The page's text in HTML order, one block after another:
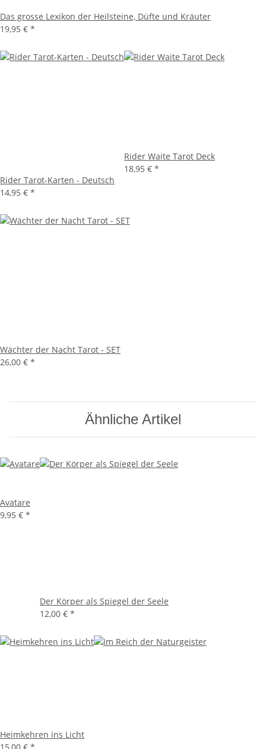
Das grosse Lexikon der Heilsteine, Düfte und Kräuter
19,95 € *
Rider Tarot-Karten - Deutsch
14,95 € *
Rider Waite Tarot Deck
18,95 € *
Wächter der Nacht Tarot - SET
26,00 € *
Ähnliche Artikel
Avatare
9,95 € *
Der Körper als Spiegel der Seele
12,00 € *
Heimkehren ins Licht